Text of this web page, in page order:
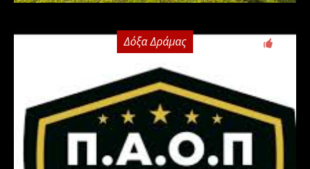
Δόξα Δράμας